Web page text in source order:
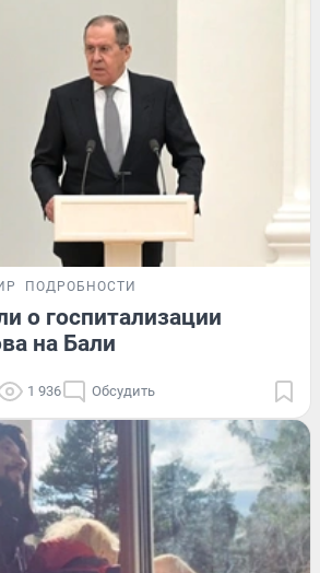
ПОДРОБНОСТИ
о госпитализации
на Бали
1 936 Обсудить